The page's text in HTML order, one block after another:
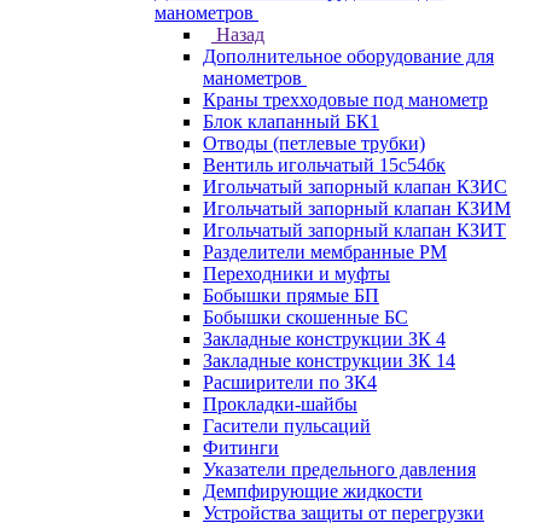
манометров
Назад
Дополнительное оборудование для
манометров
Краны трехходовые под манометр
Блок клапанный БК1
Отводы (петлевые трубки)
Вентиль игольчатый 15с54бк
Игольчатый запорный клапан КЗИС
Игольчатый запорный клапан КЗИМ
Игольчатый запорный клапан КЗИТ
Разделители мембранные РМ
Переходники и муфты
Бобышки прямые БП
Бобышки скошенные БС
Закладные конструкции ЗК 4
Закладные конструкции ЗК 14
Расширители по ЗК4
Прокладки-шайбы
Гасители пульсаций
Фитинги
Указатели предельного давления
Демпфирующие жидкости
Устройства защиты от перегрузки